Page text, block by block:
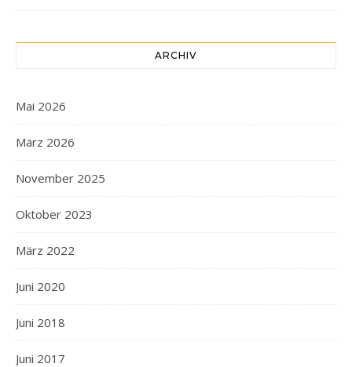
ARCHIV
Mai 2026
März 2026
November 2025
Oktober 2023
März 2022
Juni 2020
Juni 2018
Juni 2017